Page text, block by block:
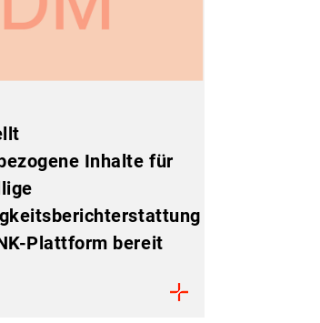
Inhalte für
Plattform bereit